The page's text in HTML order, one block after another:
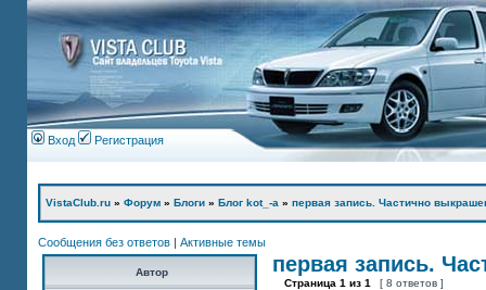
Вход Регистрация
VistaClub.ru » Форум » Блоги » Блог kot_-а » первая запись. Частично
Сообщения без ответов | Активные темы
Автор первая запись.
Страница 1 из 1 [ 8 ответов ]